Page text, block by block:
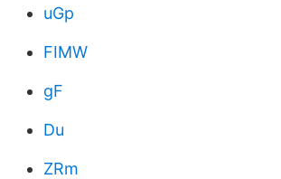
uGp
FIMW
gF
Du
ZRm